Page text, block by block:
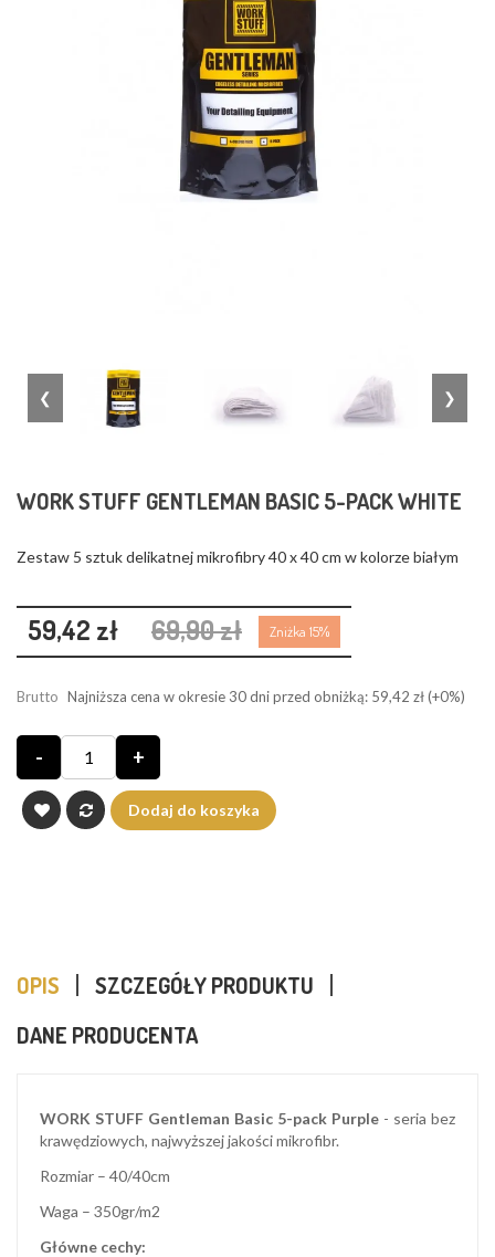
❮ ❯
WORK STUFF GENTLEMAN BASIC 5-PACK WHITE
Zestaw 5 sztuk delikatnej mikrofibry 40 x 40 cm w kolorze białym
59,42 zł 69,90 zł Zniżka 15%
Brutto Najniższa cena w okresie 30 dni przed obniżką: 59,42 zł(+0%)
- +
Dodaj do koszyka
OPIS
SZCZEGÓŁY PRODUKTU
DANE PRODUCENTA
WORK STUFF Gentleman Basic 5-pack Purple - seria bez
krawędziowych, najwyższej jakości mikrofibr.
Rozmiar – 40/40cm
Waga – 350gr/m2
Główne cechy: